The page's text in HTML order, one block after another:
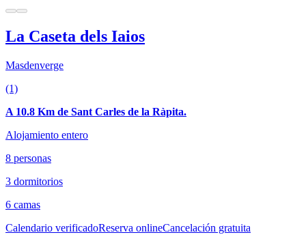
La Caseta dels Iaios
Masdenverge
(1)
A 10.8 Km de Sant Carles de la Ràpita.
Alojamiento entero
8 personas
3 dormitorios
6 camas
Calendario verificadoReserva onlineCancelación gratuita